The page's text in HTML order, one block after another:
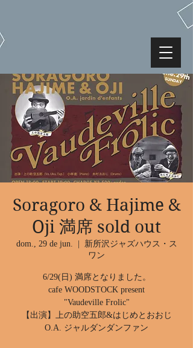
Soragoro & Hajime &
Oji 満席 sold out
dom., 29 de jun.
新所沢ジャズハウス・ス
ワン
6/29(日) 満席となりました。
cafe WOODSTOCK present
"Vaudeville Frolic"
【出演】上の助空五郎&はじめとおおじ
O.A. ジャルダンダンファン